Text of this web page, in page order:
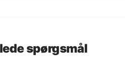
spørgsmål